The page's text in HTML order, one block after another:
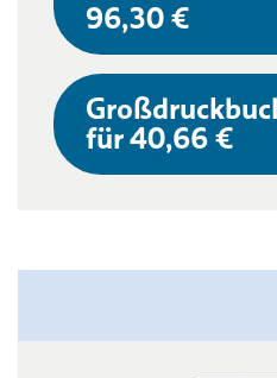
96,30 €
für 40,66 €